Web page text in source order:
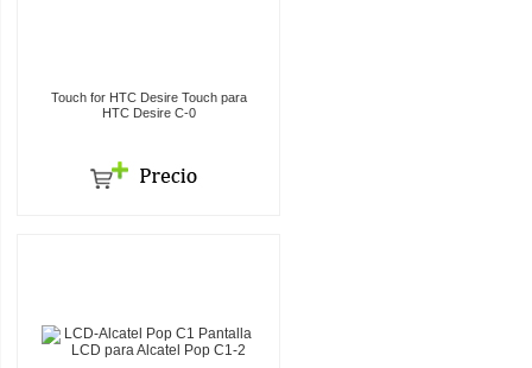
Touch for HTC Desire Touch para
HTC Desire C-0